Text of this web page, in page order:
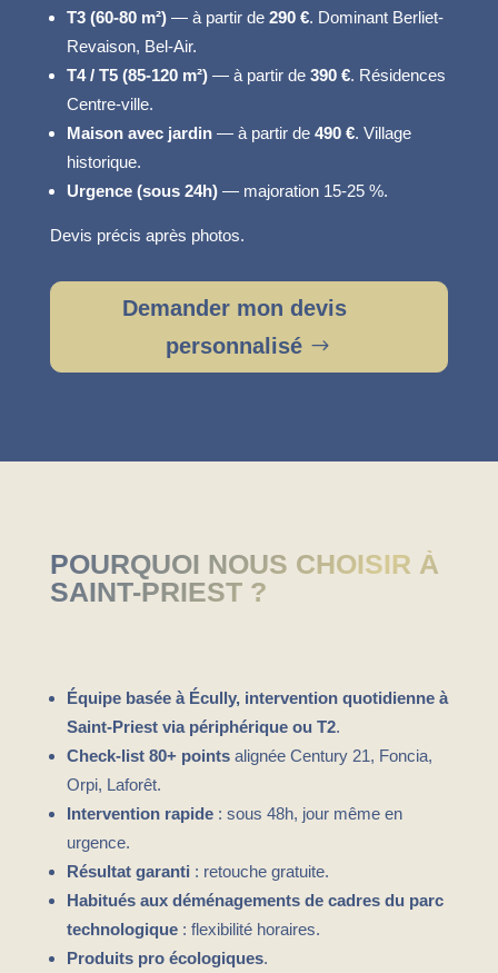
T3 (60-80 m²)— à partir de 290 €. Dominant Berliet-
Revaison, Bel-Air.
T4 / T5 (85-120 m²)— à partir de 390 €. Résidences
Centre-ville.
Maison avec jardin— à partir de 490 €. Village
historique.
Urgence (sous 24h)— majoration 15-25 %.
Devis précis après photos.
Demander mon devis
personnalisé
POURQUOI NOUS CHOISIR À
SAINT-PRIEST ?
Équipe basée à Écully, intervention quotidienne à
Saint-Priest via périphérique ou T2.
Check-list 80+ pointsalignée Century 21, Foncia,
Orpi, Laforêt.
Intervention rapide: sous 48h, jour même en
urgence.
Résultat garanti : retouche gratuite.
Habitués aux déménagements de cadres du parc
technologique: flexibilité horaires.
Produits pro écologiques.